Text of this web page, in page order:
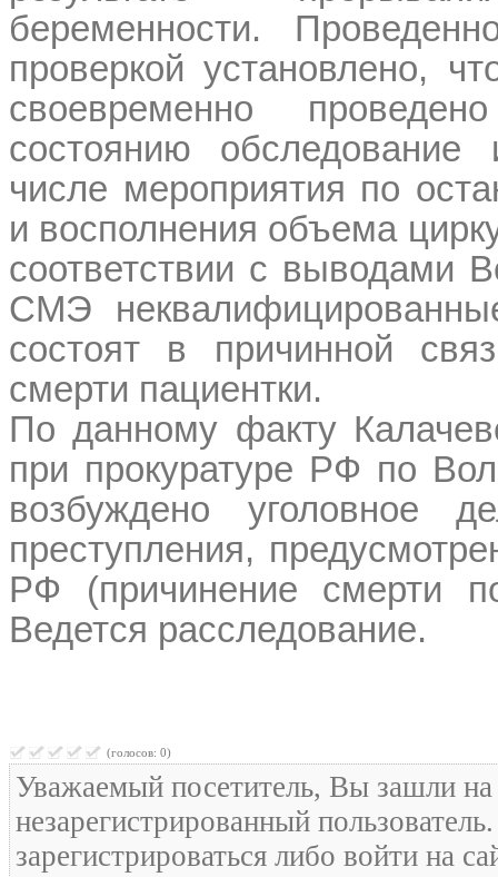
беременности.
проверкой установлено,
своевременно
состоянию
числе мероприятия по
и восполнения объема
соответствии с выводами
СМЭ
состоят в причинной
смерти пациентки.
По данному факту
при прокуратуре РФ по
возбуждено уголовное
преступления,
РФ (причинение смерти
Ведется расследование.
(голосов: 0)
Уважаемый посетитель, Вы зашли на
незарегистрированный
зарегистрироваться либо войти на